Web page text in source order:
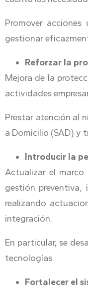
Promover
gestionar
Reforzar la
Mejora de la
actividades
Prestar atención al
a Domicilio (SAD) y
Introducir la
Actualizar el marco
gestión preventiva,
realizando
integración.
En particular, se
tecnologías
Fortalecer el